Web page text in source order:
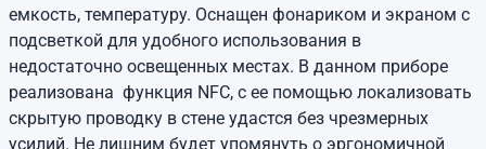
емкость, температуру. Оснащен фонариком и экраном с
подсветкой для удобного использования в
недостаточно освещенных местах. В данном приборе
реализована функция NFC, с ее помощью локализовать
скрытую проводку в стене удастся без чрезмерных
усилий. Не лишним будет упомянуть о эргономичной